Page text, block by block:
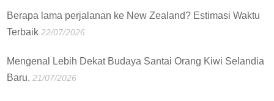
Berapa lama perjalanan ke New Zealand? Estimasi Waktu
Terbaik 22/07/2026
Mengenal Lebih Dekat Budaya Santai Orang Kiwi Selandia
Baru. 21/07/2026